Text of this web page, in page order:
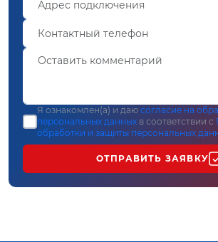
Я ознакомлен(а) и даю согласие на
персональных данных в соответствии с
обработки и защиты персональных
ОТПРАВИТЬ ЗАЯВКУ